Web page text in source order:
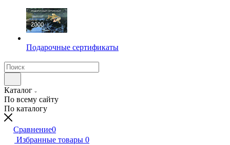
Подарочные сертификаты
Каталог
По всему сайту
По каталогу
Сравнение0
Избранные товары 0